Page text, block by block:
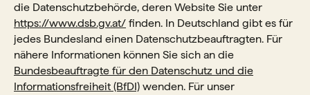
die Datenschutzbehörde, deren Website Sie unter
https://www.dsb.gv.at/ finden. In Deutschland gibt es für
jedes Bundesland einen Datenschutzbeauftragten. Für
nähere Informationen können Sie sich an die
Bundesbeauftragte für den Datenschutz und die
Informationsfreiheit (BfDI) wenden. Für unser